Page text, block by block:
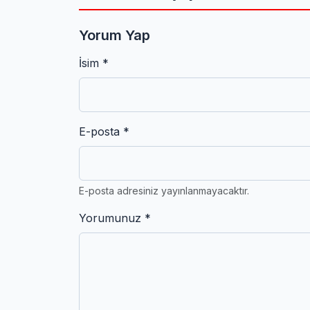
Yorum Yap
İsim *
E-posta *
E-posta adresiniz yayınlanmayacaktır.
Yorumunuz *